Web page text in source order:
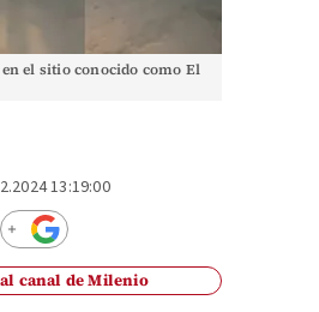
el sitio conocido como El
13:19:00
canal de Milenio